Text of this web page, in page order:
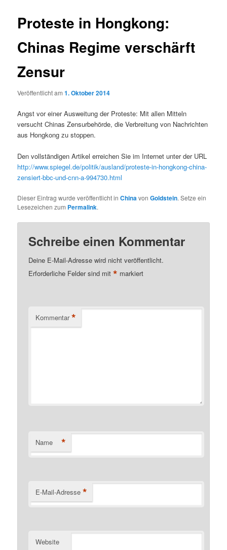
Proteste in Hongkong:
Chinas Regime verschärft
Zensur
Veröffentlicht am1. Oktober 2014
Angst vor einer Ausweitung der Proteste: Mit allen Mitteln
versucht Chinas Zensurbehörde, die Verbreitung von Nachrichten
aus Hongkong zu stoppen.
Den vollständigen Artikel erreichen Sie im Internet unter der URL
http://www.spiegel.de/politik/ausland/proteste-in-hongkong-china-
zensiert-bbc-und-cnn-a-994730.html
Dieser Eintrag wurde veröffentlicht inChinavonGoldstein. Setze ein
Lesezeichen zum Permalink.
Schreibe einen Kommentar
Deine E-Mail-Adresse wird nicht veröffentlicht.
Erforderliche Felder sind mit* markiert
Kommentar *
Name *
E-Mail-Adresse *
Website